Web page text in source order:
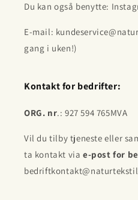
Du kan også benytte:
E-mail:
gang i uken!)
Kontakt for bedrifter:
ORG. nr.: 927 594 765MVA
Vil du tilby tjeneste eller
ta kontakt via e-post for